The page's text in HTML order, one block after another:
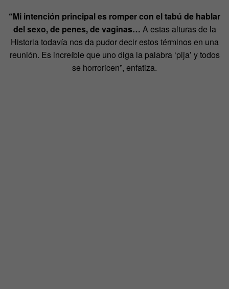
“Mi intención principal es romper con el tabú de hablar
del sexo, de penes, de vaginas… A estas alturas de la
Historia todavía nos da pudor decir estos términos en una
reunión. Es increíble que uno diga la palabra ‘pija’ y todos
se horroricen”, enfatiza.